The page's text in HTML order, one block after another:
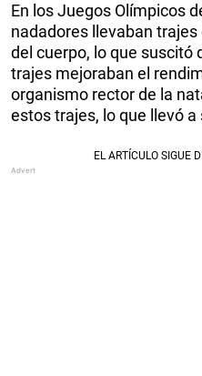
En los Juegos Olímpicos
nadadores llevaban
del cuerpo, lo que suscitó
trajes mejoraban el
organismo rector de la
estos trajes, lo que llevó